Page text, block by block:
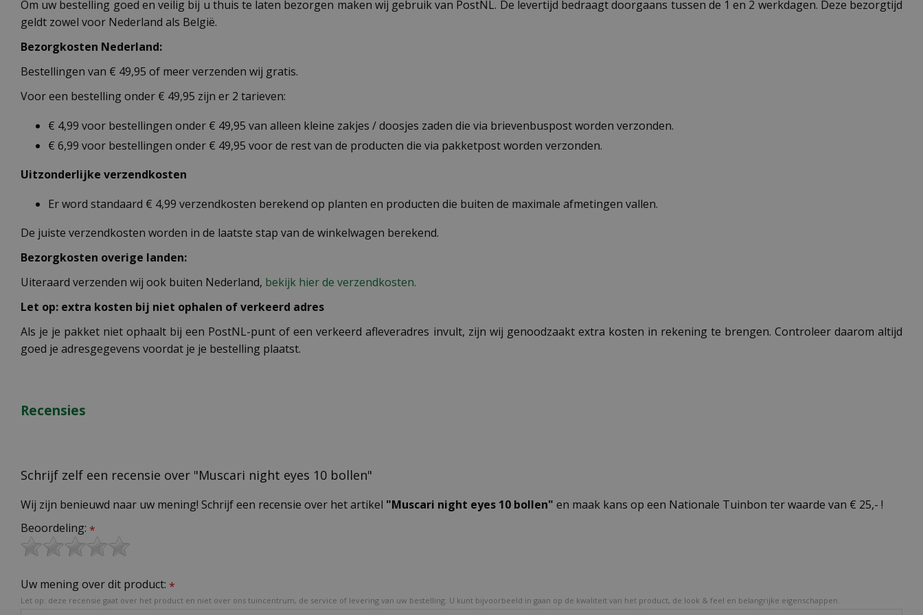
Om uw bestelling goed en veilig bij u thuis te laten bezorgen maken wij gebruik van PostNL. De levertijd bedraagt doorgaans tussen de 1 en 2 werkdagen. Deze bezorgtijd
geldt zowel voor Nederland als België.
Bezorgkosten Nederland:
Bestellingen van € 49,95 of meer verzenden wij gratis.
Voor een bestelling onder € 49,95 zijn er 2 tarieven:
€ 4,99 voor bestellingen onder € 49,95 van alleen kleine zakjes / doosjes zaden die via brievenbuspost worden verzonden.
€ 6,99 voor bestellingen onder € 49,95 voor de rest van de producten die via pakketpost worden verzonden.
Uitzonderlijke verzendkosten
Er word standaard € 4,99 verzendkosten berekend op planten en producten die buiten de maximale afmetingen vallen.
De juiste verzendkosten worden in de laatste stap van de winkelwagen berekend.
Bezorgkosten overige landen:
Uiteraard verzenden wij ook buiten Nederland, bekijk hier de verzendkosten.
Let op: extra kosten bij niet ophalen of verkeerd adres
Als je je pakket niet ophaalt bij een PostNL-punt of een verkeerd afleveradres invult, zijn wij genoodzaakt extra kosten in rekening te brengen. Controleer daarom altijd
goed je adresgegevens voordat je je bestelling plaatst.
Recensies
Schrijf zelf een recensie over "Muscari night eyes 10 bollen"
Wij zijn benieuwd naar uw mening! Schrijf een recensie over het artikel "Muscari night eyes 10 bollen" en maak kans op een Nationale Tuinbon ter waarde van € 25,- !
Beoordeling: *
Uw mening over dit product: *
Let op: deze recensie gaat over het product en niet over ons tuincentrum, de service of levering van uw bestelling. U kunt bijvoorbeeld in gaan op de kwaliteit van het product, de look & feel en belangrijke eigenschappen.